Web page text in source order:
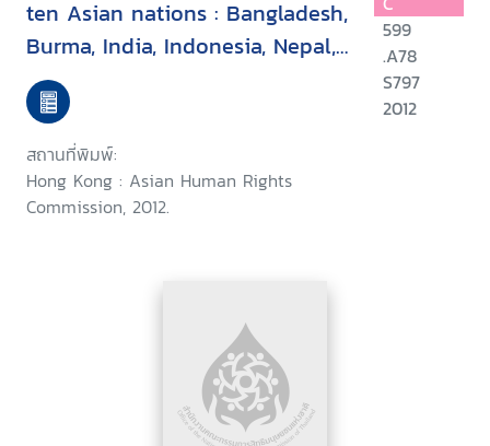
ten Asian nations : Bangladesh,
Burma, India, Indonesia, Nepal,
Pakistan,Philippines, South
Korea, Sri Lanka, Thailand
สถานที่พิมพ์:
Hong Kong : Asian Human Rights
Commission, 2012.
599
.A78
S797
2012